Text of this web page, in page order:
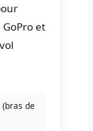
et
(bras de